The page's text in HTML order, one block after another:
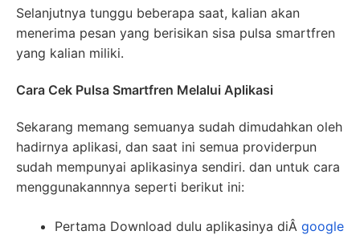
Selanjutnya tunggu beberapa saat, kalian akan
menerima pesan yang berisikan sisa pulsa smartfren
yang kalian miliki.
Cara Cek Pulsa Smartfren Melalui Aplikasi
Sekarang memang semuanya sudah dimudahkan oleh
hadirnya aplikasi, dan saat ini semua providerpun
sudah mempunyai aplikasinya sendiri. dan untuk cara
menggunakannnya seperti berikut ini:
Pertama Download dulu aplikasinya diÂ google